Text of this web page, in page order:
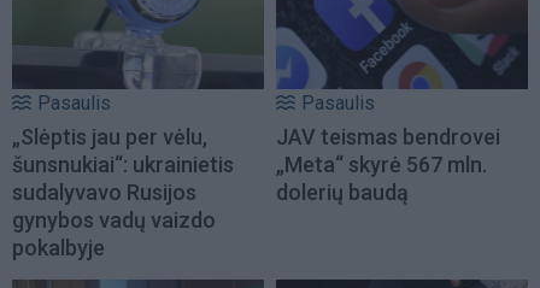
Pasaulis
„Slėptis jau per vėlu,
šunsnukiai“: ukrainietis
sudalyvavo Rusijos
gynybos vadų vaizdo
pokalbyje
Pasaulis
JAV teismas bendrovei
„Meta“ skyrė 567 mln.
dolerių baudą